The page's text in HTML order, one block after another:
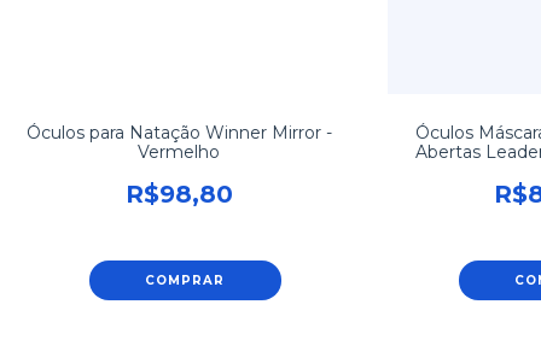
Óculos para Natação Winner Mirror -
Vermelho
R$98,80
COMPRAR
Óculos
Abertas